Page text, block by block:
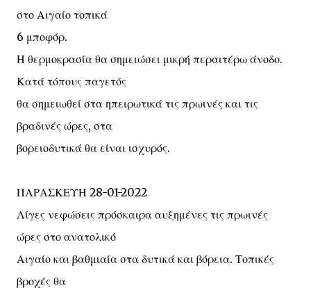
στο Αιγαίο τοπικά
6 μποφόρ.
Η θερμοκρασία θα σημειώσει μικρή περαιτέρω άνοδο.
Κατά τόπους παγετός
θα σημειωθεί στα ηπειρωτικά τις πρωινές και τις
βραδινές ώρες, στα
βορειοδυτικά θα είναι ισχυρός.
ΠΑΡΑΣΚΕΥΗ 28-01-2022
Λίγες νεφώσεις πρόσκαιρα αυξημένες τις πρωινές
ώρες στο ανατολικό
Αιγαίο και βαθμιαία στα δυτικά και βόρεια. Τοπικές
βροχές θα